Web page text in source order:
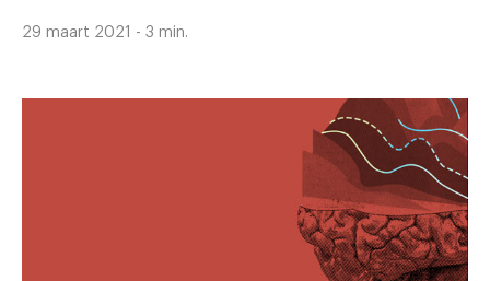
29 maart 2021 - 3 min.